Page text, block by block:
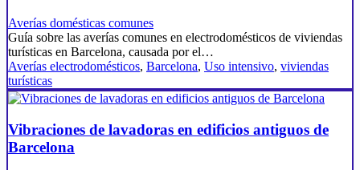
Averías domésticas comunes
Guía sobre las averías comunes en electrodomésticos de viviendas
turísticas en Barcelona, causada por el…
Averías electrodomésticos, Barcelona, Uso intensivo, viviendas
turísticas
Vibraciones de lavadoras en edificios antiguos de
Barcelona